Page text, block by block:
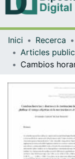
Inici Recerca